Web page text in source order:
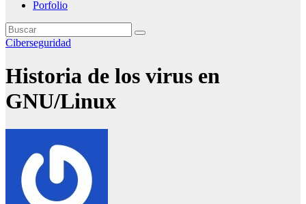
Porfolio
Ciberseguridad
Historia de los virus en
GNU/Linux